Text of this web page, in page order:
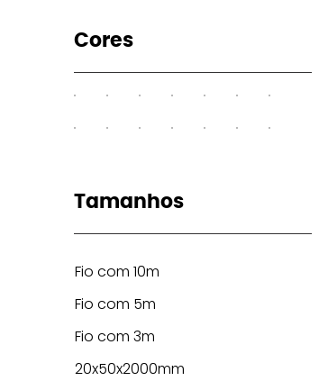
Tamanhos
Fio com 10m
Fio com 5m
Fio com 3m
20x50x2000mm
Cores